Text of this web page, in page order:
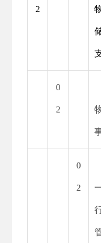
2
0
2
0
2